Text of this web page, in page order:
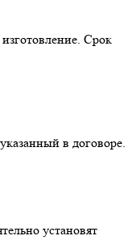
Срок
в договоре.
установят